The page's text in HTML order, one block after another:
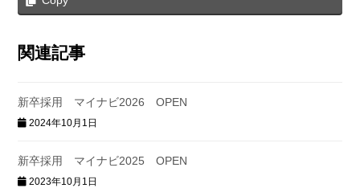
関連記事
新卒採用 マイナビ2026 OPEN
2024年10月1日
新卒採用 マイナビ2025 OPEN
2023年10月1日